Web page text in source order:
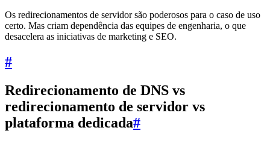
Os redirecionamentos de servidor são poderosos para o caso de uso
certo. Mas criam dependência das equipes de engenharia, o que
desacelera as iniciativas de marketing e SEO.
#
Redirecionamento de DNS vs
redirecionamento de servidor vs
plataforma dedicada#